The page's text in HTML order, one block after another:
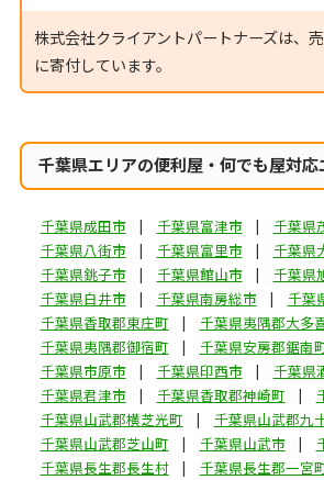
株式会社クライアントパートナーズは、
に寄付しています。
千葉県エリアの便利屋・何でも屋対応
千葉県成田市 千葉県富津市
千葉県
千葉県八街市
千葉県富里市
千葉県
千葉県銚子市
千葉県館山市
千葉県
千葉県白井市
千葉県南房総市
千葉
千葉県香取郡東庄町
千葉県夷隅郡大多
千葉県夷隅郡御宿町
千葉県安房郡鋸南
千葉県市原市
千葉県印西市
千葉県
千葉県君津市
千葉県香取郡神崎町
千葉県山武郡横芝光町
千葉県山武郡九
千葉県山武郡芝山町
千葉県山武市
千葉県長生郡長生村
千葉県長生郡一宮